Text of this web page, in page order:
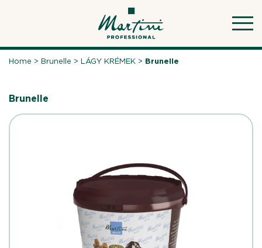
Home >Brunelle >LÁGY KRÉMEK > Brunelle
Brunelle